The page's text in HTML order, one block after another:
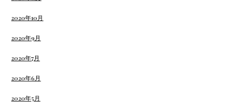
2020年10月
2020年9月
2020年7月
2020年6月
2020年5月